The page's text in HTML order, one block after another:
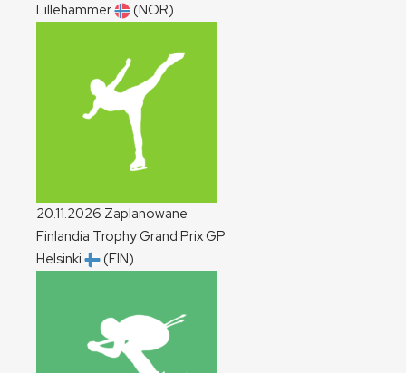
Lillehammer
(NOR)
20.11.2026 Zaplanowane
Finlandia Trophy Grand PrixGP
Helsinki
(FIN)